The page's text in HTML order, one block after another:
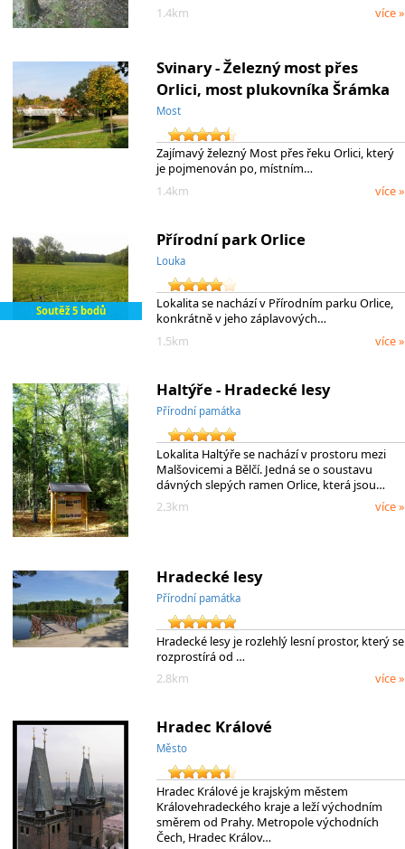
1.4km
více »
Svinary - Železný most přes
Orlici, most plukovníka Šrámka
Most
Zajímavý železný Most přes řeku Orlici, který
je pojmenován po, místním…
1.4km
více »
Soutěž 5 bodů
Přírodní park Orlice
Louka
Lokalita se nachází v Přírodním parku Orlice,
konkrátně v jeho záplavových…
1.5km
více »
Haltýře - Hradecké lesy
Přírodní památka
Lokalita Haltýře se nachází v prostoru mezi
Malšovicemi a Bělčí. Jedná se o soustavu
dávných slepých ramen Orlice, která jsou…
2.3km
více »
Hradecké lesy
Přírodní památka
Hradecké lesy je rozlehlý lesní prostor, který se
rozprostírá od …
2.8km
více »
Hradec Králové
Město
Hradec Králové je krajským městem
Královehradeckého kraje a leží východním
směrem od Prahy. Metropole východních
Čech, Hradec Králov…